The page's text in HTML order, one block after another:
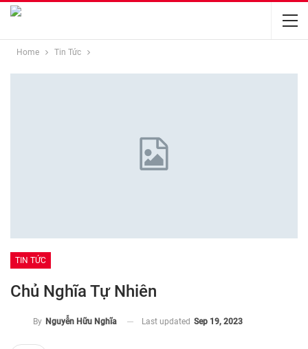
Home Tin Tức
TIN TỨC
Chủ Nghĩa Tự Nhiên
By Nguyễn Hữu Nghĩa Last updated Sep 19, 2023